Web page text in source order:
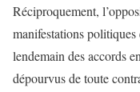
Réciproquement,
manifestations
lendemain des accords
dépourvus de toute